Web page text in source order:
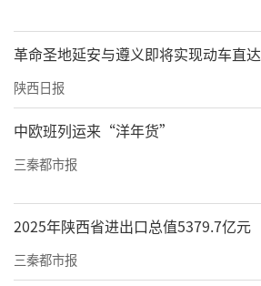
革命圣地延安与遵义即将实现动车直达
陕西日报
中欧班列运来“洋年货”
三秦都市报
2025年陕西省进出口总值5379.7亿元
三秦都市报